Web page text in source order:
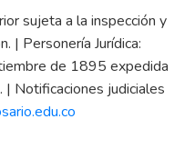
sujeta a la inspección y
| Personería Jurídica:
de 1895 expedida
Notificaciones judiciales